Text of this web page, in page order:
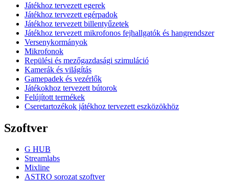
Játékhoz tervezett egerek
Játékhoz tervezett egérpadok
Játékhoz tervezett billentyűzetek
Játékhoz tervezett mikrofonos fejhallgatók és hangrendszer
Versenykormányok
Mikrofonok
Repülési és mezőgazdasági szimuláció
Kamerák és világítás
Gamepadek és vezérlők
Játékokhoz tervezett bútorok
Felújított termékek
Cseretartozékok játékhoz tervezett eszközökhöz
Szoftver
G HUB
Streamlabs
Mixline
ASTRO sorozat szoftver